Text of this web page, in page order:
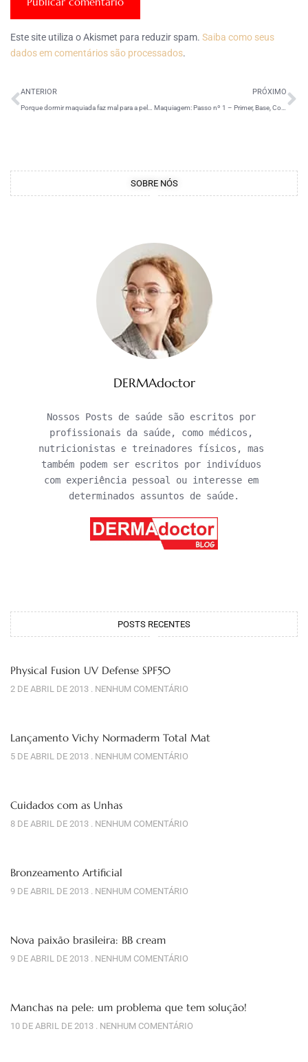
Este site utiliza o Akismet para reduzir spam. Saiba como seus
dados em comentários são processados.
ANTERIOR PRÓXIMO
Maquiagem: Passo nº 1 – Primer, Base, Corretivo e Pó Compacto
SOBRE NÓS
DERMAdoctor
Nossos Posts de saúde são escritos por
profissionais da saúde, como médicos,
nutricionistas e treinadores físicos, mas
também podem ser escritos por indivíduos
com experiência pessoal ou interesse em
determinados assuntos de saúde.
POSTS RECENTES
Physical Fusion UV Defense SPF50
2 DE ABRIL DE 2013 NENHUM COMENTÁRIO
Lançamento Vichy Normaderm Total Mat
5 DE ABRIL DE 2013 NENHUM COMENTÁRIO
Cuidados com as Unhas
8 DE ABRIL DE 2013 NENHUM COMENTÁRIO
Bronzeamento Artificial
9 DE ABRIL DE 2013 NENHUM COMENTÁRIO
Nova paixão brasileira: BB cream
9 DE ABRIL DE 2013 NENHUM COMENTÁRIO
Manchas na pele: um problema que tem solução!
10 DE ABRIL DE 2013 NENHUM COMENTÁRIO